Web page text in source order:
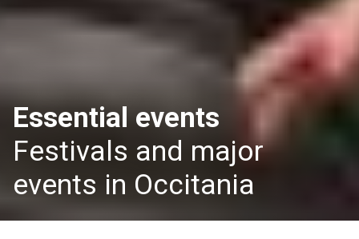
Essential events
Festivals and major
events in Occitania